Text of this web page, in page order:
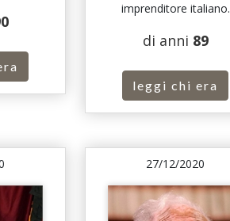
imprenditore italiano.
di anni 89
leggi chi era
27/12/2020